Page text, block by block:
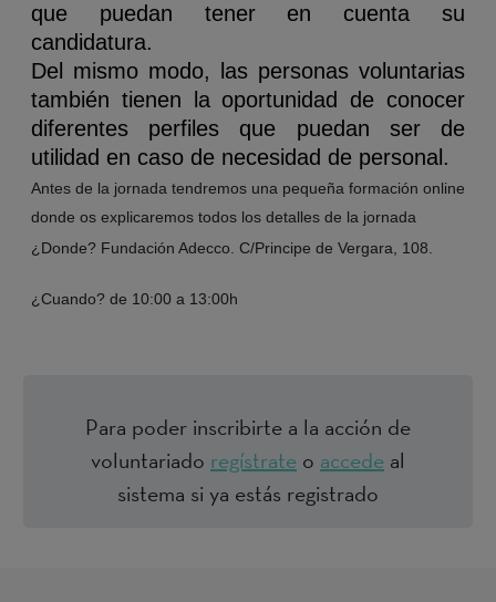
que puedan tener en cuenta su
candidatura.
Del mismo modo, las personas voluntarias
también tienen la oportunidad de conocer
diferentes perfiles que puedan ser de
utilidad en caso de necesidad de personal.
Antes de la jornada tendremos una pequeña formación online
donde os explicaremos todos los detalles de la jornada
¿Donde? Fundación Adecco. C/Principe de Vergara, 108.
¿Cuando? de 10:00 a 13:00h
Para poder inscribirte a la acción de
voluntariado regístrate o accede al
sistema si ya estás registrado